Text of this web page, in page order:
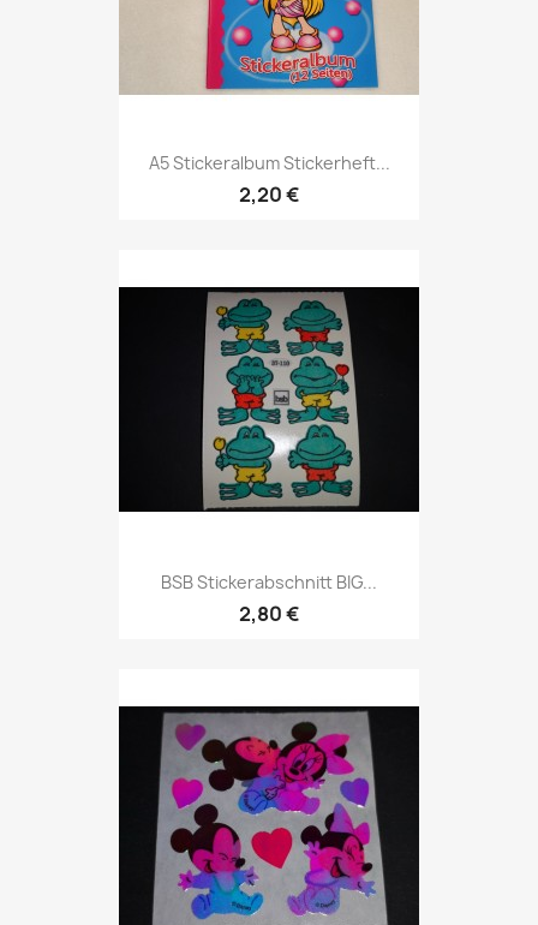
A5 Stickeralbum Stickerheft...
2,20 €
BSB Stickerabschnitt BIG...
2,80 €